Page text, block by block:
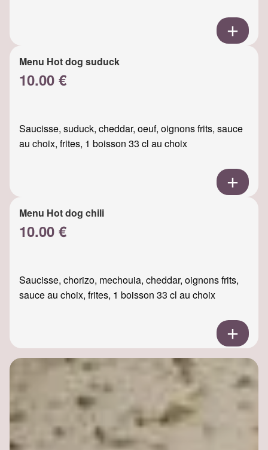
Menu Hot dog suduck
10.00 €
Saucisse, suduck, cheddar, oeuf, oignons frits, sauce
au choix, frites, 1 boisson 33 cl au choix
Menu Hot dog chili
10.00 €
Saucisse, chorizo, mechouia, cheddar, oignons frits,
sauce au choix, frites, 1 boisson 33 cl au choix